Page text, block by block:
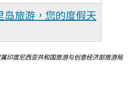
岛旅游，您的度假天
印度尼西亚共和国旅游与创意经济部旅游局